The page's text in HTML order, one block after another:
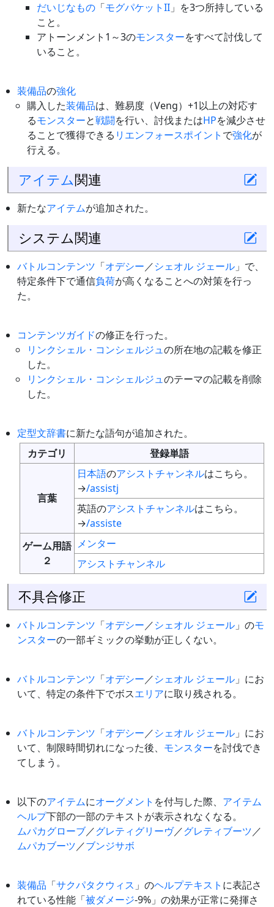
だいじなもの 「モグパケットII 」を3つ所持している
こと。
アトーンメント1～3のモンスターをすべて討伐して
いること。
装備品の強化
購入した装備品は、難易度（Veng）+1以上の対応す
るモンスターと戦闘を行い、討伐またはHPを減少させ
ることで獲得できる リエンフォースポイント で強化が
行える。
アイテム関連
新たなアイテムが追加された。
システム関連
バトルコンテンツ 「オデシー／シェオル ジェール 」で、
特定条件下で通信負荷が高くなることへの対策を行っ
た。
コンテンツガイドの修正を行った。
リンクシェル・コンシェルジュの所在地の記載を修正
した。
リンクシェル・コンシェルジュのテーマの記載を削除
した。
定型文辞書に新たな語句が追加された。
カテゴリ
登録単語
言葉
日本語のアシストチャンネルはこちら。
→/assistj
英語のアシストチャンネルはこちら。
→/assiste
ゲーム用語
２
メンター
アシストチャンネル
不具合修正
バトルコンテンツ 「オデシー／シェオル ジェール 」のモ
ンスターの一部ギミックの挙動が正しくない。
バトルコンテンツ 「オデシー／シェオル ジェール 」にお
いて、特定の条件下でボスエリアに取り残される。
バトルコンテンツ 「オデシー／シェオル ジェール 」にお
いて、制限時間切れになった後、 モンスターを討伐でき
てしまう。
以下のアイテムにオーグメント を付与した際、 アイテム
ヘルプ下部の一部のテキストが表示されなくなる。
ムパカグローブ／グレティグリーヴ／グレティブーツ／
ムパカブーツ／ブンジサボ
装備品 「サクパタクウィス 」のヘルプテキスト に表記さ
れている性能「被ダメージ-9%」の効果が正常に発揮さ